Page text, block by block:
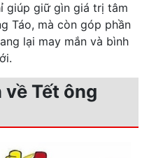
giúp giữ gìn giá trị tâm
Táo, mà còn góp phần
lại may mắn và bình
về Tết ông